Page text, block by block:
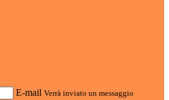
E-mail Verrà inviato un messaggio